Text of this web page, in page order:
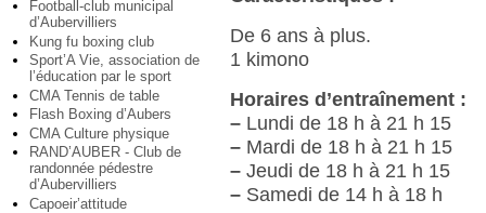
Football-club municipal
d’Aubervilliers
Kung fu boxing club
Sport’A Vie, association de
l’éducation par le sport
CMA Tennis de table
Flash Boxing d’Aubers
CMA Culture physique
RAND’AUBER - Club de
randonnée pédestre
d’Aubervilliers
Capoeir’attitude
De 6 ans à plus.
1 kimono
Horaires d’entraînement :
– Lundi de 18 h à 21 h 15
– Mardi de 18 h à 21 h 15
– Jeudi de 18 h à 21 h 15
– Samedi de 14 h à 18 h